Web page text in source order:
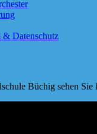
& Datenschutz
Büchig sehen Sie